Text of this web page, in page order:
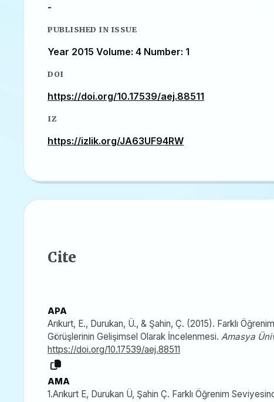
-
PUBLISHED IN ISSUE
Year 2015 Volume: 4 Number: 1
DOI
https://doi.org/10.17539/aej.88511
IZ
https://izlik.org/JA63UF94RW
Cite
APA
Arıkurt, E., Durukan, Ü., & Şahin, Ç. (2015). Farklı
Görüşlerinin Gelişimsel Olarak İncelenmesi. Amasya
https://doi.org/10.17539/aej.88511
AMA
1.Arıkurt E, Durukan Ü, Şahin Ç. Farklı Öğrenim